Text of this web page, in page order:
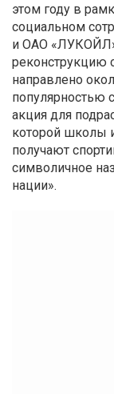
этом году в
социальном
и ОАО «ЛУКОЙЛ»
реконструкцию
направлено
популярностью
акция для
которой школы
получают
символичное
нации».